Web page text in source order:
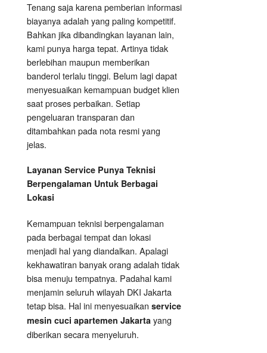
Tenang saja karena pemberian informasi
biayanya adalah yang paling kompetitif.
Bahkan jika dibandingkan layanan lain,
kami punya harga tepat. Artinya tidak
berlebihan maupun memberikan
banderol terlalu tinggi. Belum lagi dapat
menyesuaikan kemampuan budget klien
saat proses perbaikan. Setiap
pengeluaran transparan dan
ditambahkan pada nota resmi yang
jelas.
Layanan Service Punya Teknisi
Berpengalaman Untuk Berbagai
Lokasi
Kemampuan teknisi berpengalaman
pada berbagai tempat dan lokasi
menjadi hal yang diandalkan. Apalagi
kekhawatiran banyak orang adalah tidak
bisa menuju tempatnya. Padahal kami
menjamin seluruh wilayah DKI Jakarta
tetap bisa. Hal ini menyesuaikan service
mesin cuci apartemen Jakarta yang
diberikan secara menyeluruh.